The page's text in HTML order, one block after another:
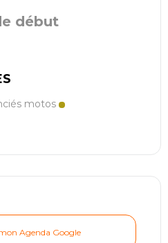
début
motos
Agenda Google